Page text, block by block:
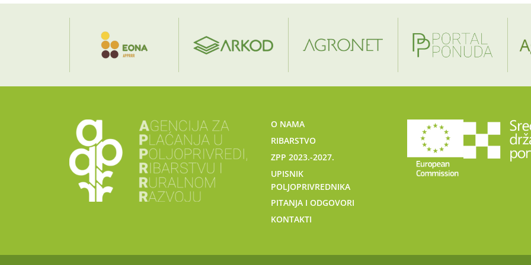
O NAMA
RIBARSTVO
ZPP 2023.-2027.
UPISNIK
POLJOPRIVREDNIKA
PITANJA I ODGOVORI
KONTAKTI